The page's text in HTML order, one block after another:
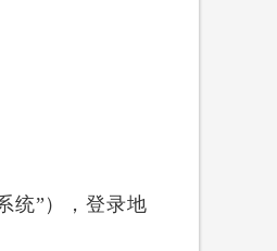
统”），登录地